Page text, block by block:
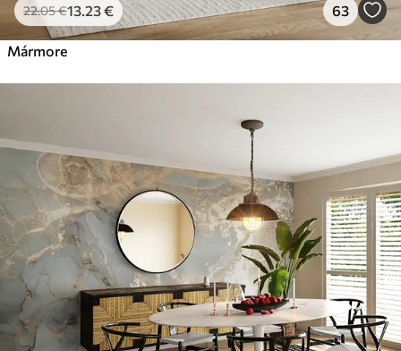
22.05€13.23€ 63
Mármore